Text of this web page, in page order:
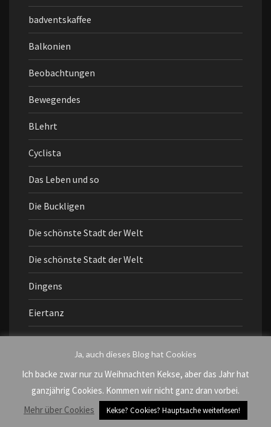
badventskaffee
Balkonien
Beobachtungen
Bewegendes
BLehrt
Cyclista
Das Leben und so
Die Buckligen
Die schönste Stadt der Welt
Die schönste Stadt der Welt
Dingens
Eiertanz
Einmischen
Fragen an mich
Ja, auch dieses Blog hat Cookies
Ich backe zwar nur zu Weihnachten Kekse, aber das Jahr hat
ganzjährig Cookies. Kommen wir nicht ganz dran vorbei.
Mehr über Cookies
Kekse? Cookies? Hauptsache weiterlesen!